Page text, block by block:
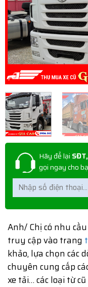
Hãy để lại
gọi ngay cho
Anh/ Chị có nhu
truy cập vào trang
khảo, lựa chọn các
chuyên cung cấp
xe tải… các loại từ